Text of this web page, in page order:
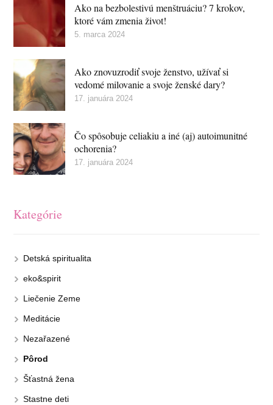
Ako na bezbolestivú menštruáciu? 7 krokov,
ktoré vám zmenia život!
5. marca 2024
Ako znovuzrodiť svoje ženstvo, užívať si
vedomé milovanie a svoje ženské dary?
17. januára 2024
Čo spôsobuje celiakiu a iné (aj) autoimunitné
ochorenia?
17. januára 2024
Kategórie
Detská spiritualita
eko&spirit
Liečenie Zeme
Meditácie
Nezařazené
Pôrod
Šťastná žena
Stastne deti